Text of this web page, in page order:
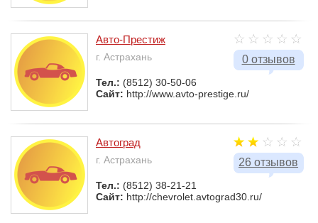
0 отзывов
Авто-Престиж
г. Астрахань
Тел.: (8512) 30-50-06
Сайт: http://www.avto-prestige.ru/
26 отзывов
Автоград
г. Астрахань
Тел.: (8512) 38-21-21
Сайт: http://chevrolet.avtograd30.ru/